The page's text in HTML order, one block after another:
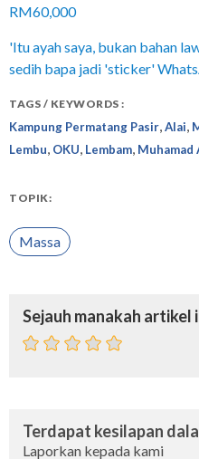
RM60,000
'Itu ayah saya, bukan bahan
sedih bapa jadi 'sticker'
TAGS / KEYWORDS :
Kampung Permatang Pasir,Alai,
Lembu, OKU, Lembam, Muhamad
TOPIK:
Massa
Sejauh manakah artikel
Terdapat kesilapan
Laporkan kepada kami